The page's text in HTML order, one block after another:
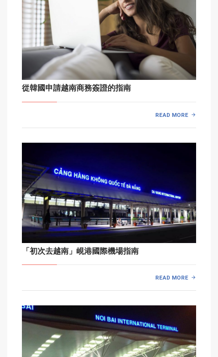
從韓國申請越南商務簽證的指南
READ MORE
「初次去越南」峴港國際機場指南
READ MORE